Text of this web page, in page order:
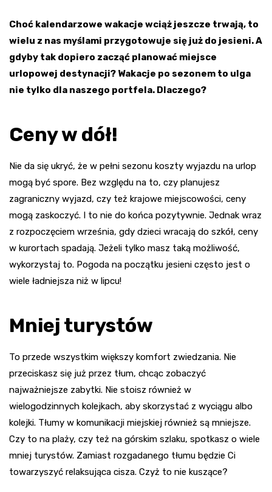
Choć kalendarzowe wakacje wciąż jeszcze trwają, to
wielu z nas myślami przygotowuje się już do jesieni. A
gdyby tak dopiero zacząć planować miejsce
urlopowej destynacji? Wakacje po sezonem to ulga
nie tylko dla naszego portfela. Dlaczego?
Ceny w dół!
Nie da się ukryć, że w pełni sezonu koszty wyjazdu na urlop
mogą być spore. Bez względu na to, czy planujesz
zagraniczny wyjazd, czy też krajowe miejscowości, ceny
mogą zaskoczyć. I to nie do końca pozytywnie. Jednak wraz
z rozpoczęciem września, gdy dzieci wracają do szkół, ceny
w kurortach spadają. Jeżeli tylko masz taką możliwość,
wykorzystaj to. Pogoda na początku jesieni często jest o
wiele ładniejsza niż w lipcu!
Mniej turystów
To przede wszystkim większy komfort zwiedzania. Nie
przeciskasz się już przez tłum, chcąc zobaczyć
najważniejsze zabytki. Nie stoisz również w
wielogodzinnych kolejkach, aby skorzystać z wyciągu albo
kolejki. Tłumy w komunikacji miejskiej również są mniejsze.
Czy to na plaży, czy też na górskim szlaku, spotkasz o wiele
mniej turystów. Zamiast rozgadanego tłumu będzie Ci
towarzyszyć relaksująca cisza. Czyż to nie kuszące?